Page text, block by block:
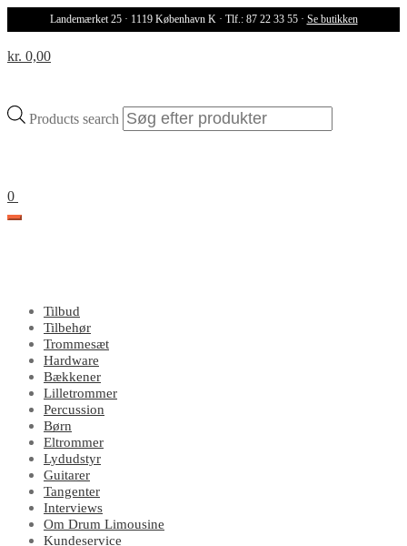
Landemærket 25 · 1119 København K · Tlf.: 87 22 33 55 · Se butikken
Products search
kr. 0,00
0
Tilbud
Tilbehør
Trommesæt
Hardware
Bækkener
Lilletrommer
Percussion
Børn
Eltrommer
Lydudstyr
Guitarer
Tangenter
Interviews
Om Drum Limousine
Kundeservice